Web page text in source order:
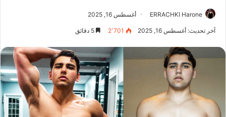
ERRACHKI Harone أغسطس 16, 2025
آخر تحديث: أغسطس 16, 2025 2٬701